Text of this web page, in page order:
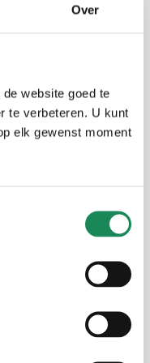
Over
website goed te
te verbeteren. U kunt
elk gewenst moment
ideale ligging:
en het
rijdt u in
in. Liever